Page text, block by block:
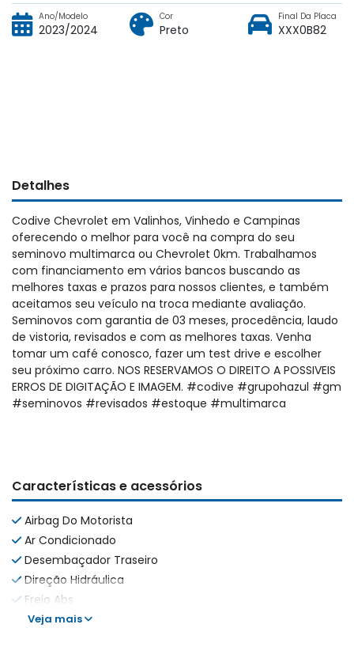
Ano/Modelo
2023/2024
Cor
Preto
Final Da Placa
XXX0B82
Detalhes
Codive Chevrolet em Valinhos, Vinhedo e Campinas
oferecendo o melhor para você na compra do seu
seminovo multimarca ou Chevrolet 0km. Trabalhamos
com financiamento em vários bancos buscando as
melhores taxas e prazos para nossos clientes, e também
aceitamos seu veículo na troca mediante avaliação.
Seminovos com garantia de 03 meses, procedência, laudo
de vistoria, revisados e com as melhores taxas. Venha
tomar um café conosco, fazer um test drive e escolher
seu próximo carro. NOS RESERVAMOS O DIREITO A POSSIVEIS
ERROS DE DIGITAÇÃO E IMAGEM. #codive #grupohazul #gm
#seminovos #revisados #estoque #multimarca
Características e acessórios
Airbag Do Motorista
Ar Condicionado
Desembaçador Traseiro
Direção Hidráulica
Freio Abs
Veja mais